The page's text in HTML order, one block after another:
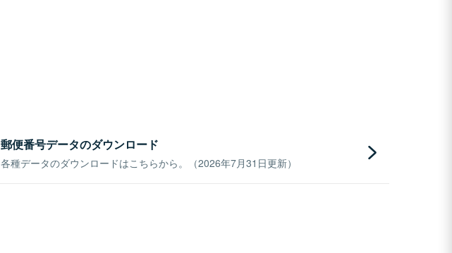
郵便番号データのダウンロード
各種データのダウンロードはこちらから。（2026年7月31日更新）